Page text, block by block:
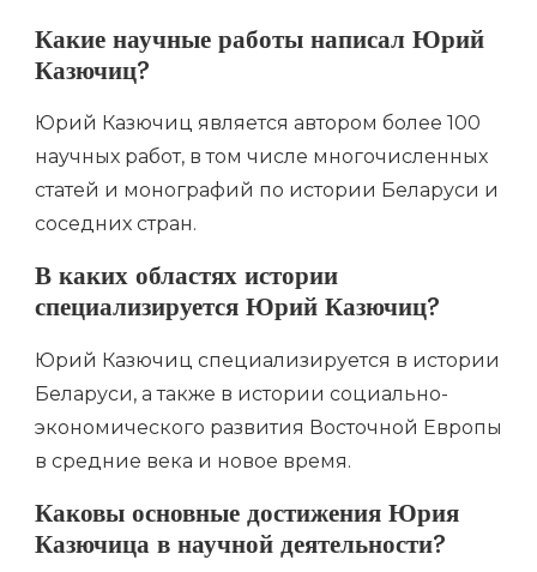
Какие научные работы написал Юрий
Казючиц?
Юрий Казючиц является автором более 100
научных работ, в том числе многочисленных
статей и монографий по истории Беларуси и
соседних стран.
В каких областях истории
специализируется Юрий Казючиц?
Юрий Казючиц специализируется в истории
Беларуси, а также в истории социально-
экономического развития Восточной Европы
в средние века и новое время.
Каковы основные достижения Юрия
Казючица в научной деятельности?